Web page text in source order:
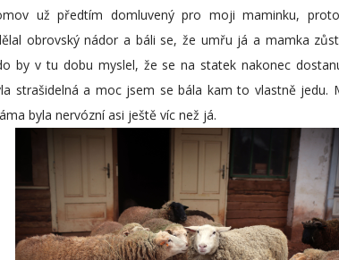
už předtím domluvený pro moji maminku,
obrovský nádor a báli se, že umřu já a mamka
by v tu dobu myslel, že se na statek nakonec
strašidelná a moc jsem se bála kam to vlastně jedu.
byla nervózní asi ještě víc než já.